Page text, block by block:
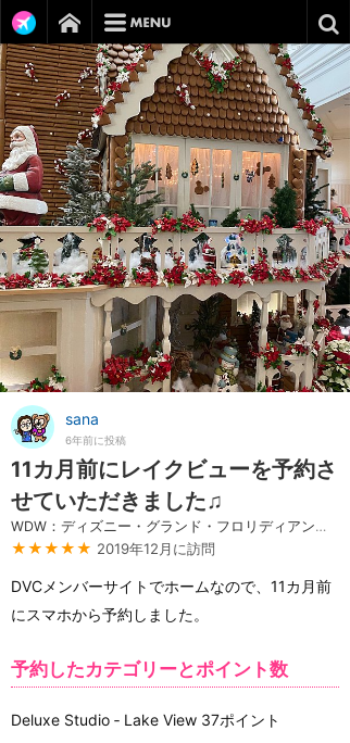
sana
6年前に投稿
11カ月前にレイクビューを予約さ
せていただきました♫
WDW：ディズニー・グランド・フロリディアン・リゾート＆スパ
★★★★★ 2019年12月に訪問
DVCメンバーサイトでホームなので、11カ月前
にスマホから予約しました。
予約したカテゴリーとポイント数
Deluxe Studio ‑ Lake View 37ポイント